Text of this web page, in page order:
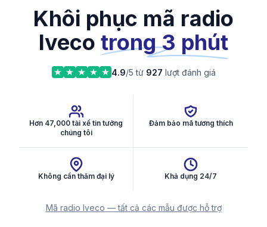
Khôi phục mã radio
Iveco trong 3 phút
4.9/5 từ 927 lượt đánh giá
Hơn 47,000 tài xế tin tưởng
chúng tôi
Đảm bảo mã tương thích
Không cần thăm đại lý Khả dụng 24/7
Mã radio Iveco — tất cả các mẫu được hỗ trợ